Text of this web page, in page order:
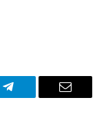
Telegram Email